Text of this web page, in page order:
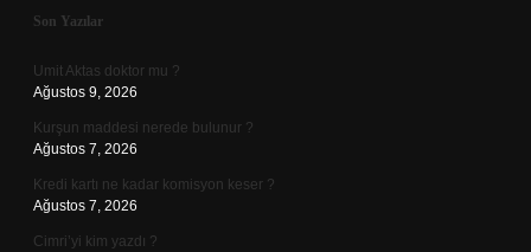
Sidebar
Son Yazılar
Umit Aktas doktor mu ?
Ağustos 9, 2026
Kurşun maddesi nerede bulunur ?
Ağustos 7, 2026
Kredi kartı ne kadar komisyon keser ?
Ağustos 7, 2026
Cimri’yi kim yazdı ?